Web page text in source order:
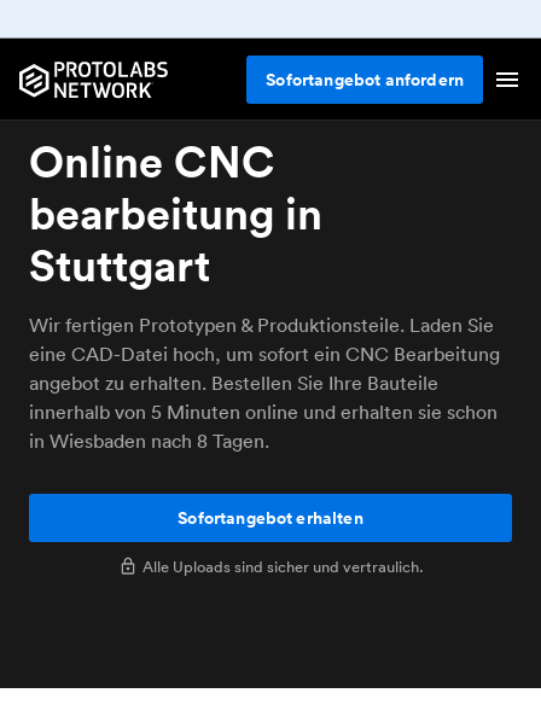
Sofortangebot anfordern
Online CNC
bearbeitung in
Stuttgart
Wir fertigen Prototypen & Produktionsteile. Laden Sie
eine CAD-Datei hoch, um sofort ein CNC Bearbeitung
angebot zu erhalten. Bestellen Sie Ihre Bauteile
innerhalb von 5 Minuten online und erhalten sie schon
in Wiesbaden nach 8 Tagen.
Sofortangebot erhalten
Alle Uploads sind sicher und vertraulich.